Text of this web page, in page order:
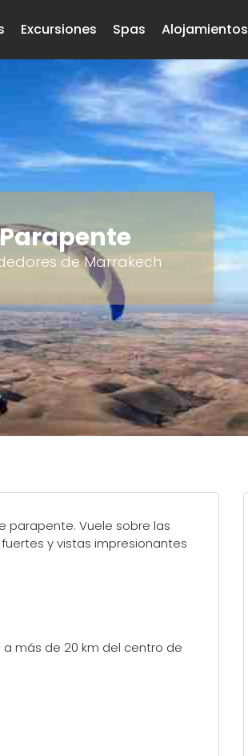
Excursiones Spas Alojamientos
de Marrakech
parapente. Vuele sobre las
y vistas impresionantes
más de 20 km del centro de